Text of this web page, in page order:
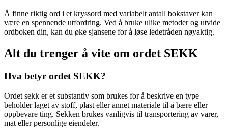
Å finne riktig ord i et kryssord med variabelt antall bokstaver kan
være en spennende utfordring. Ved å bruke ulike metoder og utvide
ordboken din, kan du øke sjansene for å løse ledetråden nøyaktig.
Alt du trenger å vite om ordet SEKK
Hva betyr ordet SEKK?
Ordet sekk er et substantiv som brukes for å beskrive en type
beholder laget av stoff, plast eller annet materiale til å bære eller
oppbevare ting. Sekken brukes vanligvis til transportering av varer,
mat eller personlige eiendeler.